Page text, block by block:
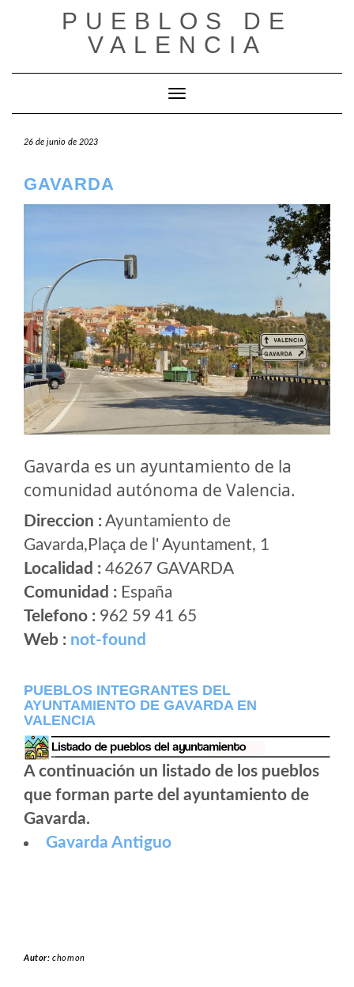
PUEBLOS DE
VALENCIA
Cambiar modo de navegación
26 de junio de 2023
GAVARDA
Gavarda es un ayuntamiento de la
comunidad autónoma de Valencia.
Direccion :Ayuntamiento de
Gavarda,Plaça de l' Ayuntament, 1
Localidad : 46267 GAVARDA
Comunidad : España
Telefono : 962 59 41 65
Web : not-found
PUEBLOS INTEGRANTES DEL
AYUNTAMIENTO DE GAVARDA EN
VALENCIA
A continuación un listado de los pueblos
que forman parte del ayuntamiento de
Gavarda.
Gavarda Antiguo
Autor:chomon